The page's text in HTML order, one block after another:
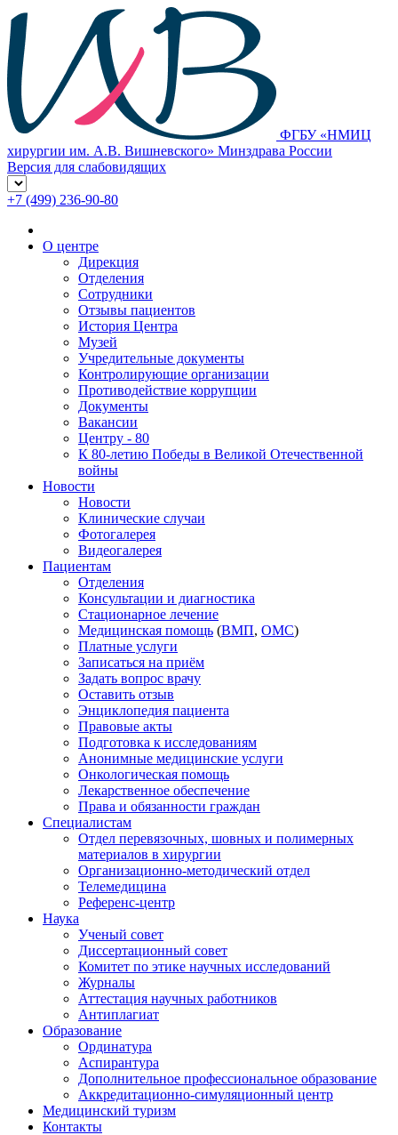
ФГБУ «НМИЦ
хирургии им. А.В. Вишневского» Минздрава России
Версия для слабовидящих
+7 (499) 236-90-80
О центре
Дирекция
Отделения
Сотрудники
Отзывы пациентов
История Центра
Музей
Учредительные документы
Контролирующие организации
Противодействие коррупции
Документы
Вакансии
Центру - 80
К 80-летию Победы в Великой Отечественной
войны
Новости
Новости
Клинические случаи
Фотогалерея
Видеогалерея
Пациентам
Отделения
Консультации и диагностика
Стационарное лечение
Медицинская помощь (ВМП, ОМС)
Платные услуги
Записаться на приём
Задать вопрос врачу
Оставить отзыв
Энциклопедия пациента
Правовые акты
Подготовка к исследованиям
Анонимные медицинские услуги
Онкологическая помощь
Лекарственное обеспечение
Права и обязанности граждан
Специалистам
Отдел перевязочных, шовных и полимерных
материалов в хирургии
Организационно-методический отдел
Телемедицина
Референс-центр
Наука
Ученый совет
Диссертационный совет
Комитет по этике научных исследований
Журналы
Аттестация научных работников
Антиплагиат
Образование
Ординатура
Аспирантура
Дополнительное профессиональное образование
Аккредитационно-симуляционный центр
Медицинский туризм
Контакты